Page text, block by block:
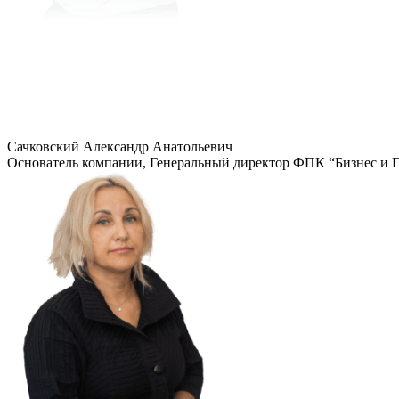
Сачковский Александр Анатольевич
Основатель компании, Генеральный директор ФПК “Бизнес и